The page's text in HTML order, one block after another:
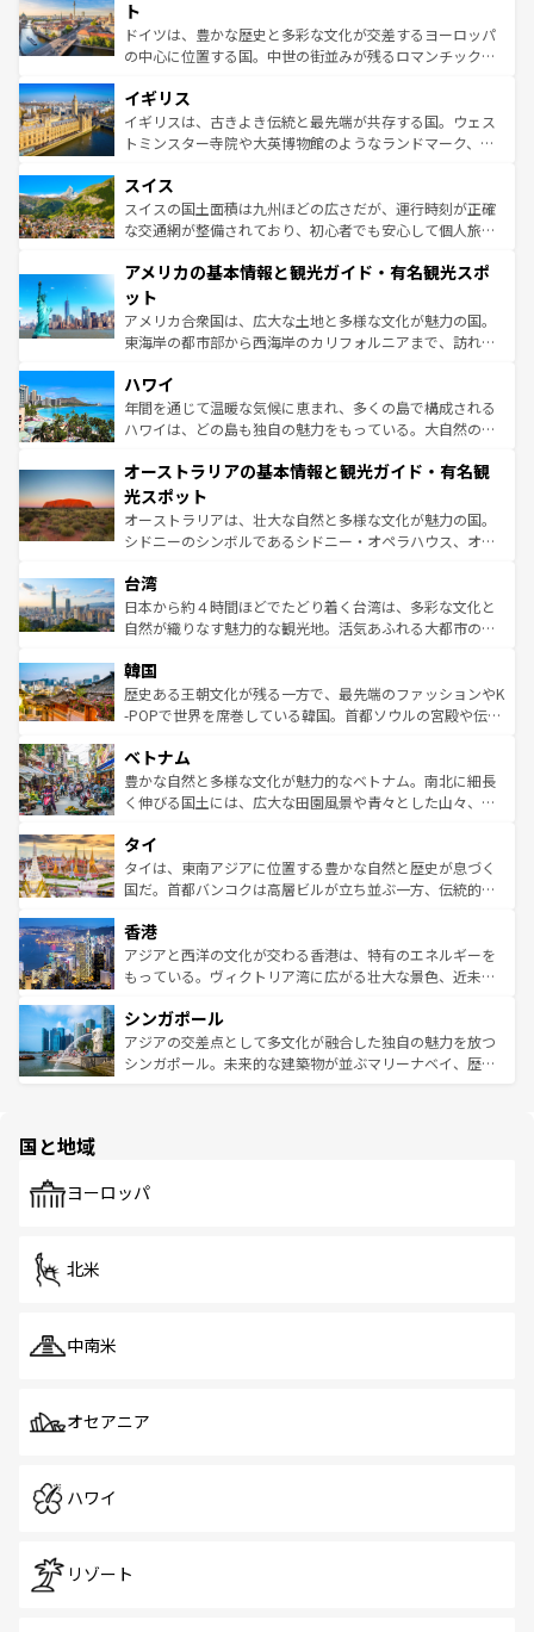
ンテンツ一覧 を参照してほしい。
聖堂、美しいビーチ、そして豊かな自然が、訪れる者を心
から魅了する。また、フランスは美食の国としても知ら
れ、フランス料理はユネスコ無形文化遺産にも登録されて
香り高いラベンダー畑など、多彩な楽しみ方が可能だ。さ
らに、パリ以外の地域にも魅力が溢れており、どの街角に
も豊かな歴史と文化が息づいている。パリ以外の個性あふ
を参照してほしい。
ト
ドイツは、豊かな歴史と多彩な文化が交差するヨーロッパ
の中心に位置する国。中世の街並みが残るロマンチック街
顔を持つこの国は、どこを歩いても飽きることがない。ベ
ルリンの文化的活気、バイエルン州のアルプスの絶景、そ
してライン川沿いのワイン畑といった風景は必見。ビール
は、お酒好きな人にはぜひ体験してほしい。 なお、新着の
ドイツ情報はコンテンツ一覧を参照してほしい。
イギリス
イギリスは、古きよき伝統と最先端が共存する国。ウェス
トミンスター寺院や大英博物館のようなランドマーク、歴
リアごとに異なる魅力がある。また、優雅なアフタヌーン
ティー、ビール好きにはたまらない英国パブ、サッカー観
戦など、本場だからこそできる体験も豊富。イギリスを旅
ンツ一覧を参照してほしい。
スイス
スイスの国土面積は九州ほどの広さだが、運行時刻が正確
な交通網が整備されており、初心者でも安心して個人旅行
の建物がそのまま残る町や、スイスならではのユニークな
博物館もあり、アルプス観光だけでなく町歩きも満喫する
ことができる。国民の所得が高いため物価も高いが、旅行
者向けの交通パス提供のサービスもあり、うまく活用すれ
着のスイス情報は
アメリカの基本情報と観光ガイド・有名観光スポ
ット
アメリカ合衆国は、広大な土地と多様な文化が魅力の国。
東海岸の都市部から西海岸のカリフォルニアまで、訪れる
のような巨大都市は、観光、ショッピング、エンターテイ
ンメントが詰まった刺激的なスポットだ。一方、アメリカ
西部には大自然が広がり、グランドキャニオンやイエロー
部のニューオーリンズでは、音楽と美食が融合した独特の
文化が魅力。旅行者はアメリカの各地域で異なる魅力を楽
しみながら、その多様性と豊かな歴史を感じることができ
るだろう。車でのロードトリップや列車の旅も、アメリカ
情報は
ハワイ
年間を通じて温暖な気候に恵まれ、多くの島で構成される
ハワイは、どの島も独自の魅力をもっている。大自然の神
ワイ島は見逃せない。また、定番の観光地といえばオアフ
島だが、静かな自然を求めるならマウイ島やカウアイ島が
おすすめ。エメラルドグリーンに輝く海をはじめ、豊かな
文化や歴史が息づいている。「アロハスピリット」と呼ば
人々、おいしいローカルフードやハワイアンミュージッ
ク、伝統的なフラダンスなど、すべてがハワイの魅力を彩
っている。訪れるたびに新しい発見と感動が待っているハ
はコンテンツ一覧
オーストラリアの基本情報と観光ガイド・有名観
光スポット
オーストラリアは、壮大な自然と多様な文化が魅力の国。
シドニーのシンボルであるシドニー・オペラハウス、オー
リアリーフや大陸中央部にそびえるウルル（エアーズロッ
ク）、タスマニアの美しい原生林やケアンズの熱帯雨林な
ど、見どころがたくさん。また、カフェやワイン、オージ
いる。アクティビティも充実しており、サーフィンやダイ
ビング、ハイキングなど、アウトドア好きにはたまらな
い。オーストラリアの多彩な魅力を存分に味わいつくそ
参照してほしい。
台湾
日本から約４時間ほどでたどり着く台湾は、多彩な文化と
自然が織りなす魅力的な観光地。活気あふれる大都市の台
ン）、静ひつな山岳地帯である台湾東部など、都市の喧騒
と山間の静けさが共存しており、訪れる人に新しい発見と
驚きをもたらしてくれる。また、奥深い台湾の食文化も魅
容にもいいと評判のスイーツなど、バラエティ豊かな料理
が味わえる。 なお、新着の台湾情報は コンテンツ一覧を参
照してほしい。
韓国
歴史ある王朝文化が残る一方で、最先端のファッションやK
-POPで世界を席巻している韓国。首都ソウルの宮殿や伝統
き、地方に足を延ばせば四季折々の自然美を楽しむことが
できる。そして、キムチや焼肉、絶品のストリートフード
まで、さまざまな韓国料理が待っている。夜には、韓国な
リティに包まれながら、韓国の多彩な魅力を心ゆくまで味
わってみてほしい。 なお、新着の韓国情報はコンテンツ一
覧を参照してほしい。
ベトナム
豊かな自然と多様な文化が魅力的なベトナム。南北に細長
く伸びる国土には、広大な田園風景や青々とした山々、世
急速な発展と共に伝統が息づく。ハノイの古い町並みやホ
ーチミン市のフランス統治時代の建物も、独特の雰囲気を
醸し出している。また、バラエティの豊かさとおいしさで
とつ。フォーやバインミー、ベトナムコーヒーなどは、ぜ
ひ現地で味わいたい。どの地域を訪れてもあたたかい人々
が旅行者を迎えてくれるので、きっと忘れられない旅にな
参照してほしい。
タイ
タイは、東南アジアに位置する豊かな自然と歴史が息づく
国だ。首都バンコクは高層ビルが立ち並ぶ一方、伝統的な
の活気が交差している。北部ではチェンマイなどの山岳地
帯で自然と触れ合い、南部ではプーケットやクラビの美し
いビーチでリゾート気分を楽しむことができる。タイ料理
激する。気候は一年中温暖で、どの季節にも異なる楽しみ
が待っている。親しみやすいタイの人々、仏教を中心とし
た文化、そして多様な観光資源が、訪れる旅人を魅了し続
香港
アジアと西洋の文化が交わる香港は、特有のエネルギーを
もっている。ヴィクトリア湾に広がる壮大な景色、近未来
み、どこを訪れても感動するはず。観光スポットが密集し
ており、効率よく見どころを回れるのも魅力。息をのむよ
うな絶景から文化的な体験まで、香港を存分に楽しみ尽く
シンガポール
アジアの交差点として多文化が融合した独自の魅力を放つ
シンガポール。未来的な建築物が並ぶマリーナベイ、歴史
で、ホーカーズは地元の風情を楽しめる外せないスポット
国と地域
ヨーロッパ
北米
中南米
オセアニア
ハワイ
リゾート